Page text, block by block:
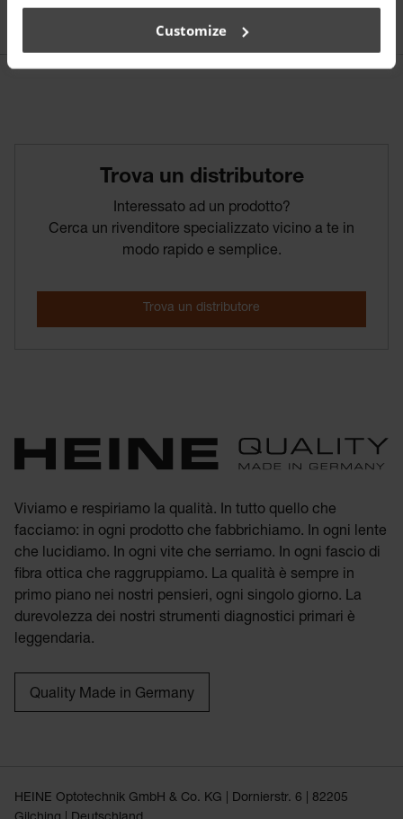
Customize
Trova­ un­ distributore
Interessato ad un prodotto?
Cerca un rivenditore specializzato vicino a te in
modo rapido e semplice.
Viviamo e respiriamo la qualità. In tutto quello che
facciamo: in ogni prodotto che fabbrichiamo. In ogni lente
che lucidiamo. In ogni vite che serriamo. In ogni fascio di
fibra ottica che raggruppiamo. La qualità è sempre in
primo piano nei nostri pensieri, ogni singolo giorno. La
durevolezza dei nostri strumenti diagnostici primari è
leggendaria.
Quality Made in Germany
HEINE Optotechnik GmbH & Co. KG | Dornierstr. 6 | 82205